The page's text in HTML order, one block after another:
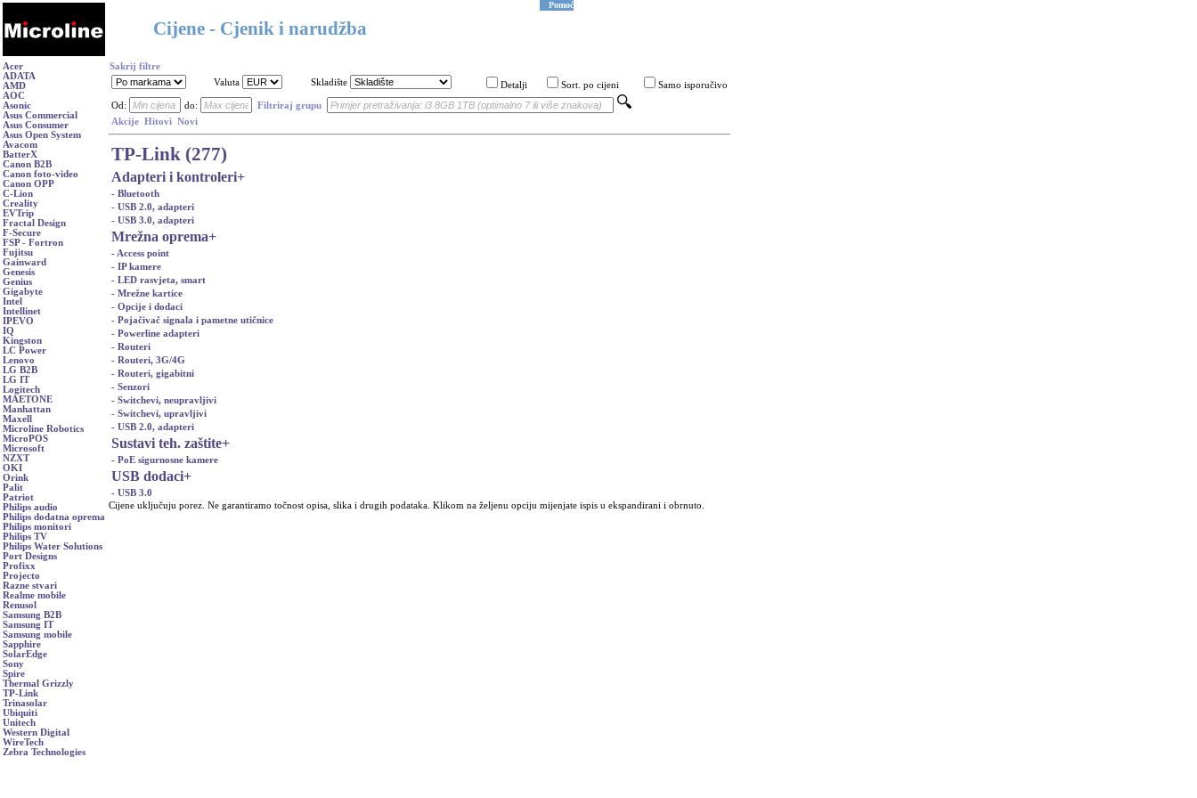
Cijene - Cjenik i narudžba
Pomoć
Acer
ADATA
AMD
AOC
Asonic
Asus Commercial
Asus Consumer
Asus Open System
Avacom
BatterX
Canon B2B
Canon foto-video
Canon OPP
C-Lion
Creality
EVTrip
Fractal Design
F-Secure
FSP - Fortron
Fujitsu
Gainward
Genesis
Genius
Gigabyte
Intel
Intellinet
IPEVO
IQ
Kingston
LC Power
Lenovo
LG B2B
LG IT
Logitech
MAETONE
Manhattan
Maxell
Microline Robotics
MicroPOS
Microsoft
NZXT
OKI
Orink
Palit
Patriot
Philips audio
Philips dodatna oprema
Philips monitori
Philips TV
Philips Water Solutions
Port Designs
Profixx
Projecto
Razne stvari
Realme mobile
Renusol
Samsung B2B
Samsung IT
Samsung mobile
Sapphire
SolarEdge
Sony
Spire
Thermal Grizzly
TP-Link
Trinasolar
Ubiquiti
Unitech
Western Digital
WireTech
Zebra Technologies
Sakrij filtre
Valuta
Skladište Detalji Sort. po cijeni Samo isporučivo
Od: do:
Filtriraj grupu
Akcije Hitovi Novi
TP-Link (277)
Adapteri i kontroleri+
- Bluetooth
- USB 2.0, adapteri
- USB 3.0, adapteri
Mrežna oprema+
- Access point
- IP kamere
- LED rasvjeta, smart
- Mrežne kartice
- Opcije i dodaci
- Pojačivač signala i pametne utičnice
- Powerline adapteri
- Routeri
- Routeri, 3G/4G
- Routeri, gigabitni
- Senzori
- Switchevi, neupravljivi
- Switchevi, upravljivi
- USB 2.0, adapteri
Sustavi teh. zaštite+
- PoE sigurnosne kamere
USB dodaci+
- USB 3.0
Cijene uključuju porez. Ne garantiramo točnost opisa, slika i drugih podataka. Klikom na željenu opciju mijenjate ispis u ekspandirani i obrnuto.